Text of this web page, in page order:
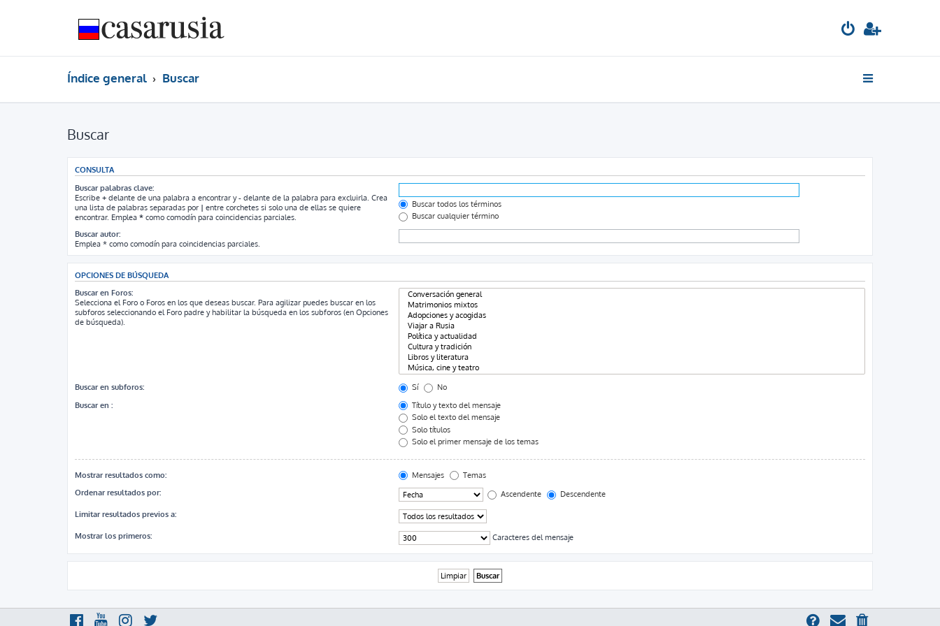
Índice general Buscar
Buscar
CONSULTA
Buscar palabras clave:
Escribe + delante de una palabra a encontrar y- delante de la palabra para excluirla. Crea
una lista de palabras separadas por | entre corchetes si solo una de ellas se quiere
encontrar. Emplea * como comodín para coincidencias parciales.
Buscar todos los términos
Buscar cualquier término
Buscar autor:
Emplea * como comodín para coincidencias parciales.
OPCIONES DE BÚSQUEDA
Buscar en Foros:
Selecciona el Foro o Foros en los que deseas buscar. Para agilizar puedes buscar en los
subforos seleccionando el Foro padre y habilitar la búsqueda en los subforos (en Opciones
de búsqueda).
Buscar en subforos: Sí
No
Buscar en :
Título y texto del mensaje
Solo el texto del mensaje
Solo títulos
Solo el primer mensaje de los temas
Mostrar resultados como: Mensajes
Temas
Ordenar resultados por:
Ascendente Descendente
Limitar resultados previos a:
Mostrar los primeros: Caracteres del mensaje